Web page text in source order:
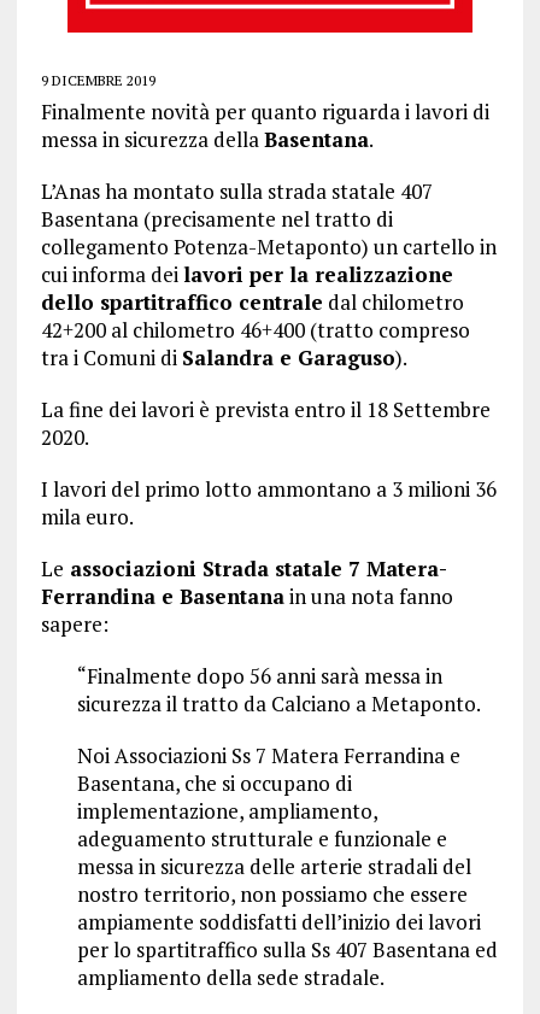
9 DICEMBRE 2019
Finalmente novità per quanto riguarda i lavori di
messa in sicurezza dellaBasentana.
L’Anas ha montato sulla strada statale 407
Basentana (precisamente nel tratto di
collegamento Potenza-Metaponto) un cartello in
cui informa deilavori per la realizzazione
dello spartitraffico centrale dal chilometro
42+200 al chilometro 46+400 (tratto compreso
tra i Comuni di Salandra e Garaguso).
La fine dei lavori è prevista entro il 18 Settembre
2020.
I lavori del primo lotto ammontano a 3 milioni 36
mila euro.
Le associazioni Strada statale 7 Matera-
Ferrandina e Basentanain una nota fanno
sapere:
“Finalmente dopo 56 anni sarà messa in
sicurezza il tratto da Calciano a Metaponto.
Noi Associazioni Ss 7 Matera Ferrandina e
Basentana, che si occupano di
implementazione, ampliamento,
adeguamento strutturale e funzionale e
messa in sicurezza delle arterie stradali del
nostro territorio, non possiamo che essere
ampiamente soddisfatti dell’inizio dei lavori
per lo spartitraffico sulla Ss 407 Basentana ed
ampliamento della sede stradale.